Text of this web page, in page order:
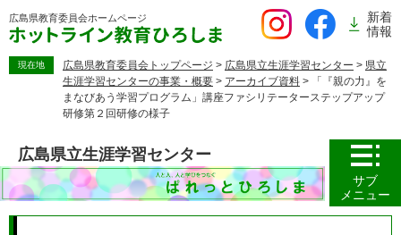
ー
広島県教育委員会ホームページ
新着
情報
現在地 広島県教育委員会トップページ > 広島県立生涯学習センター > 県立
生涯学習センターの事業・概要 > アーカイブ資料 >
「『親の力』を
まなびあう学習プログラム」講座ファシリテーターステップアップ
研修第２回研修の様子
広島県立生涯学習センター
サブ
メニュー